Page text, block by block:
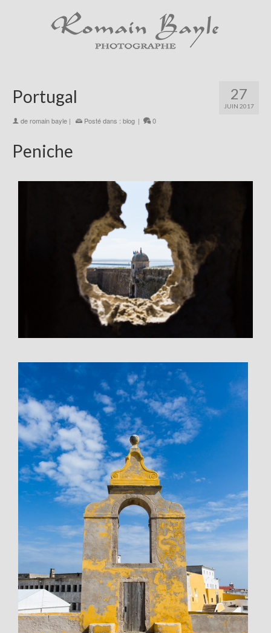
27
JUIN 2017
Portugal
deromain bayle | Posté dans : blog | 0
Peniche